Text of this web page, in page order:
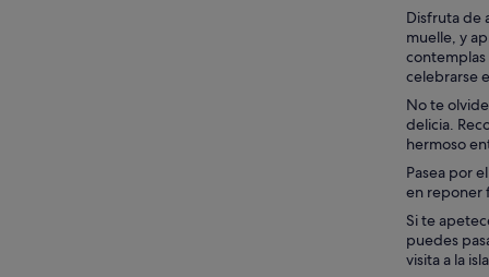
Disfruta de
muelle, y
contemplas
celebrarse
No te
delicia.
hermoso
Pasea por
en reponer
Si te
puedes
visita a la